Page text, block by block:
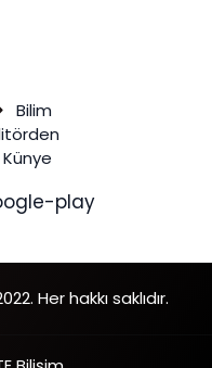
Bilim
Künye
Her hakkı saklıdır.